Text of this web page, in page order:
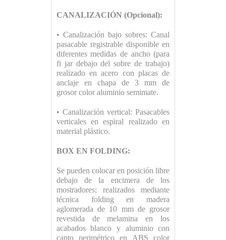
CANALIZACIÓN (Opcional):
• Canalización bajo sobres: Canal
pasacable registrable disponible en
diferentes medidas de ancho (para
fi jar debajo del sobre de trabajo)
realizado en acero con placas de
anclaje en chapa de 3 mm de
grosor color aluminio semimate.
• Canalización vertical: Pasacables
verticales en espiral realizado en
material plástico.
BOX EN FOLDING:
Se pueden colocar en posición libre
debajo de la encimera de los
mostradores; realizados mediante
técnica folding en madera
aglomerada de 10 mm de grosor
revestida de melamina en los
acabados blanco y aluminio con
canto perimétrico en ABS color